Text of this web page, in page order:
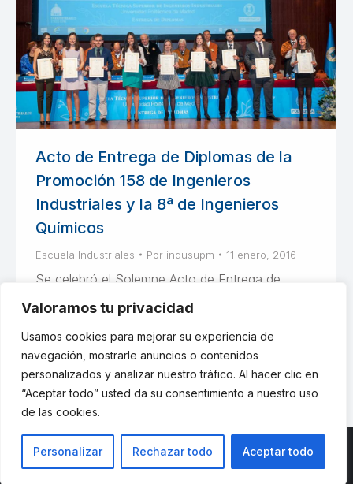
Valoramos tu privacidad
Usamos cookies para mejorar su experiencia de
navegación, mostrarle anuncios o contenidos
personalizados y analizar nuestro tráfico. Al hacer clic en
“Aceptar todo” usted da su consentimiento a nuestro uso
de las cookies.
Personalizar Rechazar todo Aceptar todo
Acto de Entrega de Diplomas de la
Promoción 158 de Ingenieros
Industriales y la 8ª de Ingenieros
Químicos
Escuela Industriales Por indusupm 11 enero, 2016
Se celebró el Solemne Acto de Entrega de
Diplomas de la Promoción 158 de Ingenieros
Industriales, la 8ª Promoción de Ingenieros
Químicos y de los Másteres Oficiales.